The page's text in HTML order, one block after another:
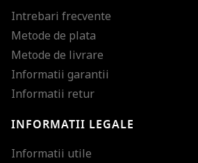
Intrebari frecvente
Metode de plata
Metode de livrare
Informatii garantii
Informatii retur
INFORMATII LEGALE
Informatii utile